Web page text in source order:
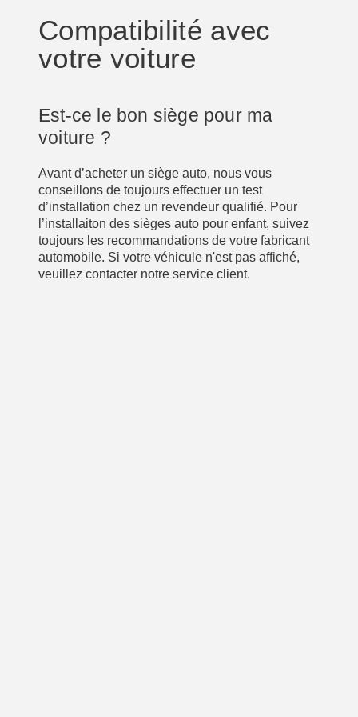
Compatibilité avec
votre voiture
Est-ce le bon siège pour ma
voiture ?
Avant d’acheter un siège auto, nous vous
conseillons de toujours effectuer un test
d’installation chez un revendeur qualifié. Pour
l’installaiton des sièges auto pour enfant, suivez
toujours les recommandations de votre fabricant
automobile. Si votre véhicule n'est pas affiché,
veuillez contacter notre service client.